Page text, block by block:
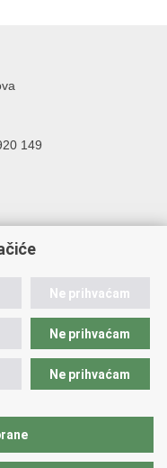
149
vanjskih poslova
Ne prihvaćam
Ne prihvaćam
Ne prihvaćam